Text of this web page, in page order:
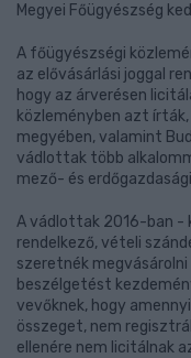
Megyei Főügyészség
A főügyészségi
az elővásárlási joggal
hogy az árverésen
közleményben azt írták,
megyében, valamint
vádlottak több
mező- és
A vádlottak 2016-ban -
rendelkező, vételi
szeretnék
beszélgetést
vevőknek, hogy
összeget, nem
ellenére nem licitálnak